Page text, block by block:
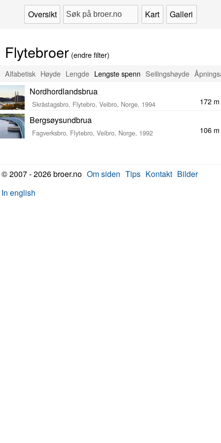
Oversikt Kart Galleri
Flytebroer (endre filter)
Alfabetisk Høyde Lengde Lengste spenn Seilingshøyde
Nordhordlandsbrua
Skråstagsbro, Flytebro, Veibro, Norge, 1994 172 m
Bergsøysundbrua
Fagverksbro, Flytebro, Veibro, Norge, 1992 106 m
© 2007 - 2026 broer.no Om siden Tips Kontakt Bilder
In english